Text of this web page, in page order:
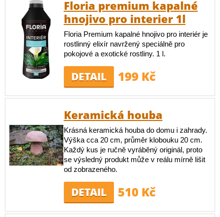
Floria premium kapalné
hnojivo pro interier 1l
Floria Premium kapalné hnojivo pro interiér je
rostlinný elixír navržený speciálně pro
pokojové a exotické rostliny. 1 l.
DETAIL 199 Kč
Keramická houba
Krásná keramická houba do domu i zahrady.
Výška cca 20 cm, průměr klobouku 20 cm.
Každý kus je ručně vyráběný originál, proto
se výsledný produkt může v reálu mírně lišit
od zobrazeného.
DETAIL 510 Kč